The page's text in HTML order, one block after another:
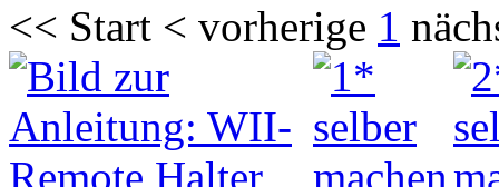
<< Start < vorherige 1